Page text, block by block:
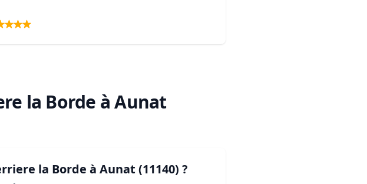
la Borde à Aunat
la Borde à Aunat (11140) ?